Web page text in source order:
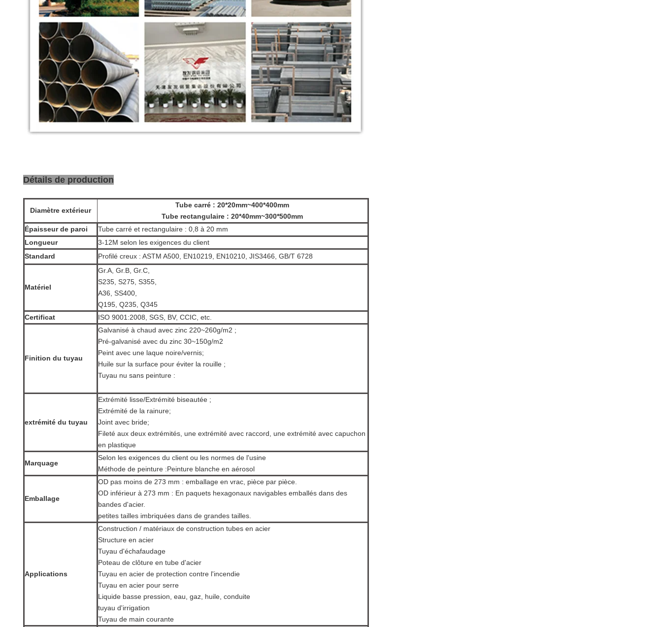
Détails de production
Diamètre extérieur
Tube carré : 20*20mm~400*400mm
Tube rectangulaire : 20*40mm~300*500mm
Épaisseur de paroi
Tube carré et rectangulaire : 0,8 à 20 mm
Longueur
3-12M selon les exigences du client
Standard
Profilé creux : ASTM A500, EN10219, EN10210, JIS3466, GB/T 6728
Matériel
Gr.A, Gr.B, Gr.C,
S235, S275, S355,
A36, SS400,
Q195, Q235, Q345
Certificat
ISO 9001:2008, SGS, BV, CCIC, etc.
Finition du tuyau
Galvanisé à chaud avec zinc 220~260g/m2 ;
Pré-galvanisé avec du zinc 30~150g/m2
Peint avec une laque noire/vernis;
Huile sur la surface pour éviter la rouille ;
Tuyau nu sans peinture :
extrémité du tuyau
Extrémité lisse/Extrémité biseautée ;
Extrémité de la rainure;
Joint avec bride;
Fileté aux deux extrémités, une extrémité avec raccord, une extrémité avec capuchon
en plastique
Marquage
Selon les exigences du client ou les normes de l'usine
Méthode de peinture :Peinture blanche en aérosol
Emballage
OD pas moins de 273 mm : emballage en vrac, pièce par pièce.
OD inférieur à 273 mm : En paquets hexagonaux navigables emballés dans des
bandes d'acier.
petites tailles imbriquées dans de grandes tailles.
Applications
Construction / matériaux de construction tubes en acier
Structure en acier
Tuyau d'échafaudage
Poteau de clôture en tube d'acier
Tuyau en acier de protection contre l'incendie
Tuyau en acier pour serre
Liquide basse pression, eau, gaz, huile, conduite
tuyau d'irrigation
Tuyau de main courante